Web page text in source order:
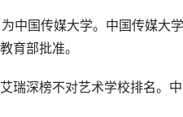
中国传媒大学。中国传媒大
育部批准。
瑞深榜不对艺术学校排名。中